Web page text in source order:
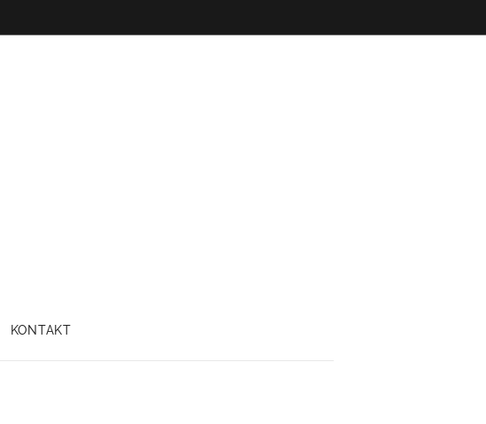
KONTAKT